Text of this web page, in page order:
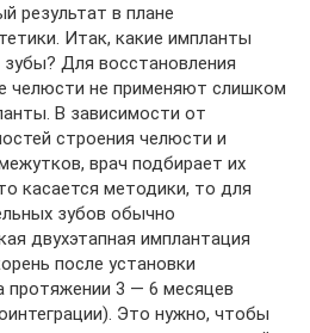
результат в плане
Итак, какие импланты
Для восстановления
челюсти не применяют слишком
В зависимости от
строения челюсти и
врач подбирает их
касается методики, то для
зубов обычно
двухэтапная имплантация
после установки
протяжении 3 — 6 месяцев
Это нужно, чтобы